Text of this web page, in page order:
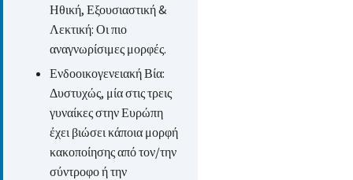
Ηθική, Εξουσιαστική &
Λεκτική: Οι πιο
αναγνωρίσιμες μορφές.
Ενδοοικογενειακή Βία:
Δυστυχώς, μία στις τρεις
γυναίκες στην Ευρώπη
έχει βιώσει κάποια μορφή
κακοποίησης από τον/την
σύντροφο ή την